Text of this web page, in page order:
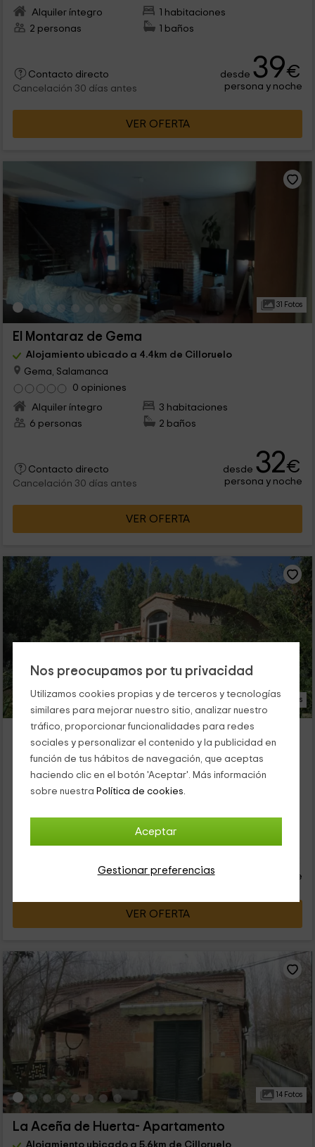
Nos preocupamos por tu privacidad
Utilizamos cookies propias y de terceros y tecnologías
similares para mejorar nuestro sitio, analizar nuestro
tráfico, proporcionar funcionalidades para redes
sociales y personalizar el contenido y la publicidad en
función de tus hábitos de navegación, que aceptas
haciendo clic en el botón 'Aceptar'. Más información
sobre nuestra Política de cookies.
Aceptar
Gestionar preferencias
Alquiler íntegro
1 habitaciones
2 personas
1 baños
Contacto directo
Cancelación 30 días antes
desde 39€
persona y noche
VER OFERTA
31 Fotos
El Montaraz de Gema
Alojamiento ubicado a 4.4km de Cilloruelo
Gema, Salamanca
0 opiniones
Alquiler íntegro
3 habitaciones
6 personas
2 baños
Contacto directo
Cancelación 30 días antes
desde 32€
persona y noche
VER OFERTA
16 Fotos
La Aceña de Huerta- Casa Principal
Alojamiento ubicado a 5.6km de Cilloruelo
6 personas
2 baños
Contacto directo
persona y noche
VER OFERTA
14 Fotos
La Aceña de Huerta- Apartamento
Alojamiento ubicado a 5.6km de Cilloruelo